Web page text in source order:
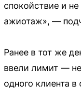
спокойствие и
ажиотаж», —
Ранее в тот же
ввели лимит —
одного клиента в